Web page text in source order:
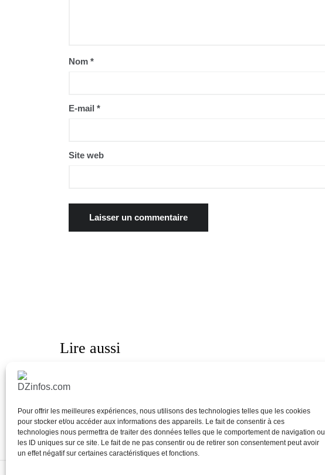
Pour offrir les meilleures expériences, nous utilisons des technologies telles que les cookies
pour stocker et/ou accéder aux informations des appareils. Le fait de consentir à ces
technologies nous permettra de traiter des données telles que le comportement de navigation ou
les ID uniques sur ce site. Le fait de ne pas consentir ou de retirer son consentement peut avoir
un effet négatif sur certaines caractéristiques et fonctions.
Nom *
E-mail *
Site web
Lire aussi
Le plan Marshall du télécom algérien
Juin 27, 2026